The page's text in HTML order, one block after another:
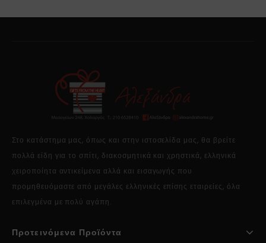
Στο κατάστημα μας, όπως και στην ιστοσελίδα μας, θα βρείτε
πολλά είδη για το σπίτι, διακοσμητικά και χρηστικά, ελληνικά
χειροποίητα αντικείμενα αλλά και εισαγωγής που
προμηθευόμαστε από μεγάλες ελληνικές επίσης εταιρείες, όλα
επιλεγμένα με πολύ αγάπη.
Προτεινόμενα Προϊόντα